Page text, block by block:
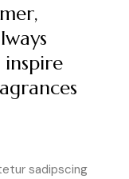
sadipscing